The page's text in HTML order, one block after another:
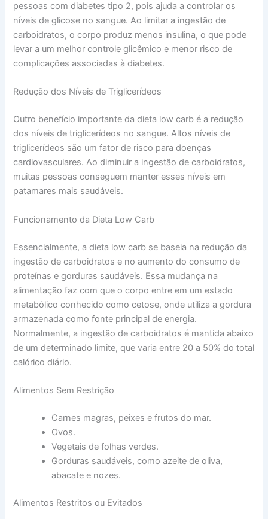
pessoas com diabetes tipo 2, pois ajuda a controlar os
níveis de glicose no sangue. Ao limitar a ingestão de
carboidratos, o corpo produz menos insulina, o que pode
levar a um melhor controle glicêmico e menor risco de
complicações associadas à diabetes.
Redução dos Níveis de Triglicerídeos
Outro benefício importante da dieta low carb é a redução
dos níveis de triglicerídeos no sangue. Altos níveis de
triglicerídeos são um fator de risco para doenças
cardiovasculares. Ao diminuir a ingestão de carboidratos,
muitas pessoas conseguem manter esses níveis em
patamares mais saudáveis.
Funcionamento da Dieta Low Carb
Essencialmente, a dieta low carb se baseia na redução da
ingestão de carboidratos e no aumento do consumo de
proteínas e gorduras saudáveis. Essa mudança na
alimentação faz com que o corpo entre em um estado
metabólico conhecido como cetose, onde utiliza a gordura
armazenada como fonte principal de energia.
Normalmente, a ingestão de carboidratos é mantida abaixo
de um determinado limite, que varia entre 20 a 50% do total
calórico diário.
Alimentos Sem Restrição
Carnes magras, peixes e frutos do mar.
Ovos.
Vegetais de folhas verdes.
Gorduras saudáveis, como azeite de oliva,
abacate e nozes.
Alimentos Restritos ou Evitados